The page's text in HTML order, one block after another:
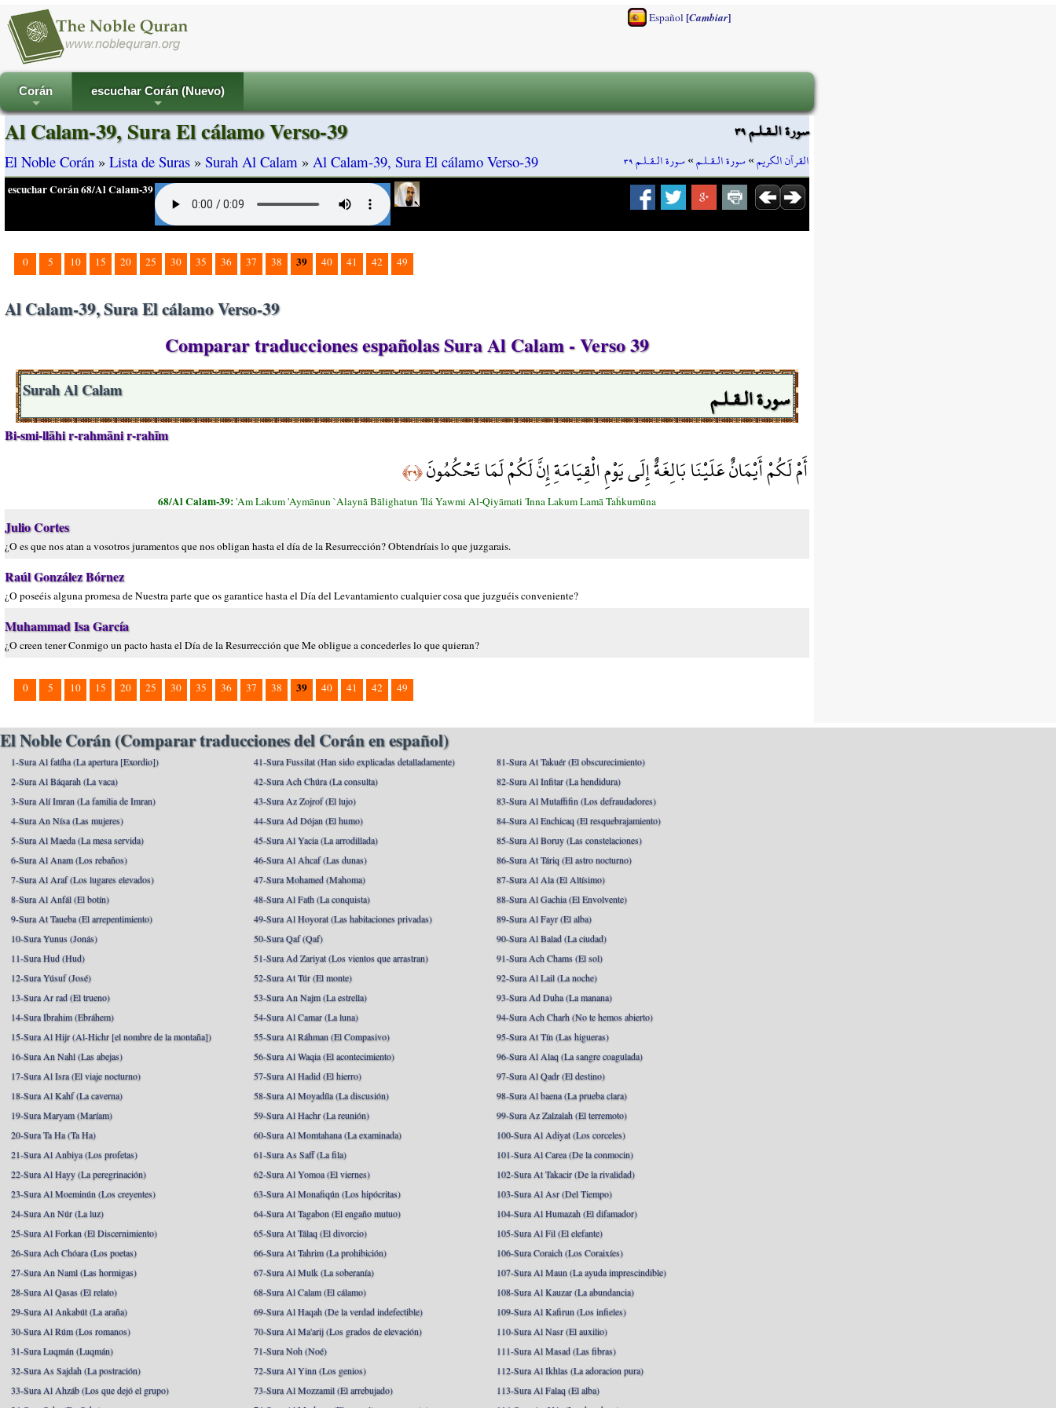
Español [Cambiar]
+
Corán
+
escuchar Corán (Nuevo)
سورة الـقـلـم ٣٩
القرآن الكريم»سورة الـقـلـم»سورة الـقـلـم ٣٩
Al Calam-39, Sura El cálamo Verso-39
El Noble Corán » Lista de Suras » Surah Al Calam » Al Calam-39, Sura El cálamo Verso-39
escuchar Corán 68/Al Calam-39
0 5 10 15 20 25 30 35 36 37 38 39 40 41 42 49
Al Calam-39, Sura El cálamo Verso-39
Comparar traducciones españolas Sura Al Calam - Verso 39
سورة الـقـلـم Surah Al Calam
Bi-smi-llāhi r-rahmāni r-rahīm
أَمْ لَكُمْ أَيْمَانٌ عَلَيْنَا بَالِغَةٌ إِلَى يَوْمِ الْقِيَامَةِ إِنَّ لَكُمْ لَمَا تَحْكُمُونَ﴿٣٩﴾
68/Al Calam-39:'Am Lakum 'Aymānun `Alaynā Bālighatun 'Ilá Yawmi Al-Qiyāmati 'Inna Lakum Lamā Taĥkumūna
Julio Cortes
¿O es que nos atan a vosotros juramentos que nos obligan hasta el día de la Resurrección? Obtendríais lo que juzgarais.
Raúl González Bórnez
¿O poseéis alguna promesa de Nuestra parte que os garantice hasta el Día del Levantamiento cualquier cosa que juzguéis conveniente?
Muhammad Isa García
¿O creen tener Conmigo un pacto hasta el Día de la Resurrección que Me obligue a concederles lo que quieran?
0 5 10 15 20 25 30 35 36 37 38 39 40 41 42 49
El Noble Corán (Comparar traducciones del Corán en español)
1-Sura Al fatíha (La apertura [Exordio])
2-Sura Al Báqarah (La vaca)
3-Sura Alí Imran (La familia de Imran)
4-Sura An Nísa (Las mujeres)
5-Sura Al Maeda (La mesa servida)
6-Sura Al Anam (Los rebaños)
7-Sura Al Araf (Los lugares elevados)
8-Sura Al Anfál (El botín)
9-Sura At Taueba (El arrepentimiento)
10-Sura Yunus (Jonás)
11-Sura Hud (Hud)
12-Sura Yúsuf (José)
13-Sura Ar rad (El trueno)
14-Sura Ibrahim (Ebráhem)
15-Sura Al Hijr (Al-Hichr [el nombre de la montaña])
16-Sura An Nahl (Las abejas)
17-Sura Al Isra (El viaje nocturno)
18-Sura Al Kahf (La caverna)
19-Sura Maryam (Maríam)
20-Sura Ta Ha (Ta Ha)
21-Sura Al Anbiya (Los profetas)
22-Sura Al Hayy (La peregrinación)
23-Sura Al Moeminún (Los creyentes)
24-Sura An Núr (La luz)
25-Sura Al Forkan (El Discernimiento)
26-Sura Ach Chóara (Los poetas)
27-Sura An Naml (Las hormigas)
28-Sura Al Qasas (El relato)
29-Sura Al Ankabút (La araña)
30-Sura Al Rúm (Los romanos)
31-Sura Luqmán (Luqmán)
32-Sura As Sajdah (La postración)
33-Sura Al Ahzáb (Los que dejó el grupo)
41-Sura Fussilat (Han sido explicadas detalladamente)
42-Sura Ach Chúra (La consulta)
43-Sura Az Zojrof (El lujo)
44-Sura Ad Dójan (El humo)
45-Sura Al Yacia (La arrodillada)
46-Sura Al Ahcaf (Las dunas)
47-Sura Mohamed (Mahoma)
48-Sura Al Fath (La conquista)
49-Sura Al Hoyorat (Las habitaciones privadas)
50-Sura Qaf (Qaf)
51-Sura Ad Zariyat (Los vientos que arrastran)
52-Sura At Túr (El monte)
53-Sura An Najm (La estrella)
54-Sura Al Camar (La luna)
55-Sura Al Ráhman (El Compasivo)
56-Sura Al Waqia (El acontecimiento)
57-Sura Al Hadid (El hierro)
58-Sura Al Moyadíla (La discusión)
59-Sura Al Hachr (La reunión)
60-Sura Al Momtahana (La examinada)
61-Sura As Saff (La fila)
62-Sura Al Yomoa (El viernes)
63-Sura Al Monafiqún (Los hipócritas)
64-Sura At Tagabon (El engaño mutuo)
65-Sura At Tálaq (El divorcio)
66-Sura At Tahrim (La prohibición)
67-Sura Al Mulk (La soberanía)
68-Sura Al Calam (El cálamo)
69-Sura Al Haqah (De la verdad indefectible)
70-Sura Al Ma'arij (Los grados de elevación)
71-Sura Noh (Noé)
72-Sura Al Yinn (Los genios)
73-Sura Al Mozzamil (El arrebujado)
81-Sura At Takuér (El obscurecimiento)
82-Sura Al Infitar (La hendidura)
83-Sura Al Mutaffifin (Los defraudadores)
84-Sura Al Enchicaq (El resquebrajamiento)
85-Sura Al Boruy (Las constelaciones)
86-Sura At Táriq (El astro nocturno)
87-Sura Al Ala (El Altísimo)
88-Sura Al Gachia (El Envolvente)
89-Sura Al Fayr (El alba)
90-Sura Al Balad (La ciudad)
91-Sura Ach Chams (El sol)
92-Sura Al Lail (La noche)
93-Sura Ad Duha (La manana)
94-Sura Ach Charh (No te hemos abierto)
95-Sura At Tín (Las higueras)
96-Sura Al Alaq (La sangre coagulada)
97-Sura Al Qadr (El destino)
98-Sura Al baena (La prueba clara)
99-Sura Az Zalzalah (El terremoto)
100-Sura Al Adiyat (Los corceles)
101-Sura Al Carea (De la conmocin)
102-Sura At Takacir (De la rivalidad)
103-Sura Al Asr (Del Tiempo)
104-Sura Al Humazah (El difamador)
105-Sura Al Fil (El elefante)
106-Sura Coraich (Los Coraixíes)
107-Sura Al Maun (La ayuda imprescindible)
108-Sura Al Kauzar (La abundancia)
109-Sura Al Kafirun (Los infieles)
110-Sura Al Nasr (El auxilio)
111-Sura Al Masad (Las fibras)
112-Sura Al Ikhlas (La adoracion pura)
113-Sura Al Falaq (El alba)